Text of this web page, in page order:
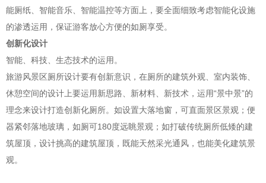
能厕纸、智能音乐、智能温控等方面上，要全面细致考虑智能化设施
的渗透运用，保证游客放心方便的如厕享受。
创新化设计
智能、科技、生态技术的运用。
旅游风景区厕所设计要有创新意识，在厕所的建筑外观、室内装饰、
休憩空间的设计上要运用新思路、新材料、新技术，运用“景中景”的
理念来设计打造创新化厕所。如设置大落地窗，可直面景区景观；便
器紧邻落地玻璃，如厕可180度远眺景观；如打破传统厕所低矮的建
筑屋顶，设计挑高的建筑屋顶，既能天然采光通风，也能美化建筑景
观。